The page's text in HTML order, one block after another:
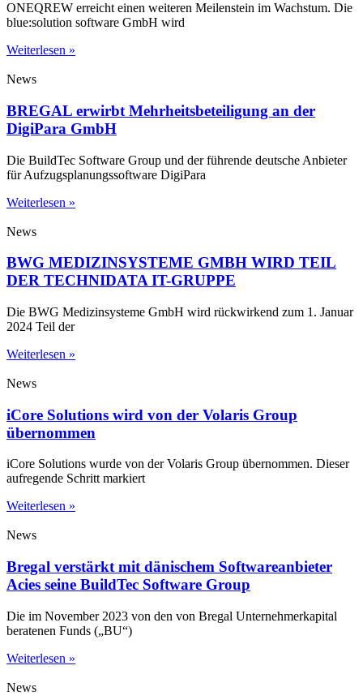
ONEQREW erreicht einen weiteren Meilenstein im Wachstum. Die
blue:solution software GmbH wird
Weiterlesen »
News
BREGAL erwirbt Mehrheitsbeteiligung an der
DigiPara GmbH
Die BuildTec Software Group und der führende deutsche Anbieter
für Aufzugsplanungssoftware DigiPara
Weiterlesen »
News
BWG MEDIZINSYSTEME GMBH WIRD TEIL
DER TECHNIDATA IT-GRUPPE
Die BWG Medizinsysteme GmbH wird rückwirkend zum 1. Januar
2024 Teil der
Weiterlesen »
News
iCore Solutions wird von der Volaris Group
übernommen
iCore Solutions wurde von der Volaris Group übernommen. Dieser
aufregende Schritt markiert
Weiterlesen »
News
Bregal verstärkt mit dänischem Softwareanbieter
Acies seine BuildTec Software Group
Die im November 2023 von den von Bregal Unternehmerkapital
beratenen Funds („BU“)
Weiterlesen »
News